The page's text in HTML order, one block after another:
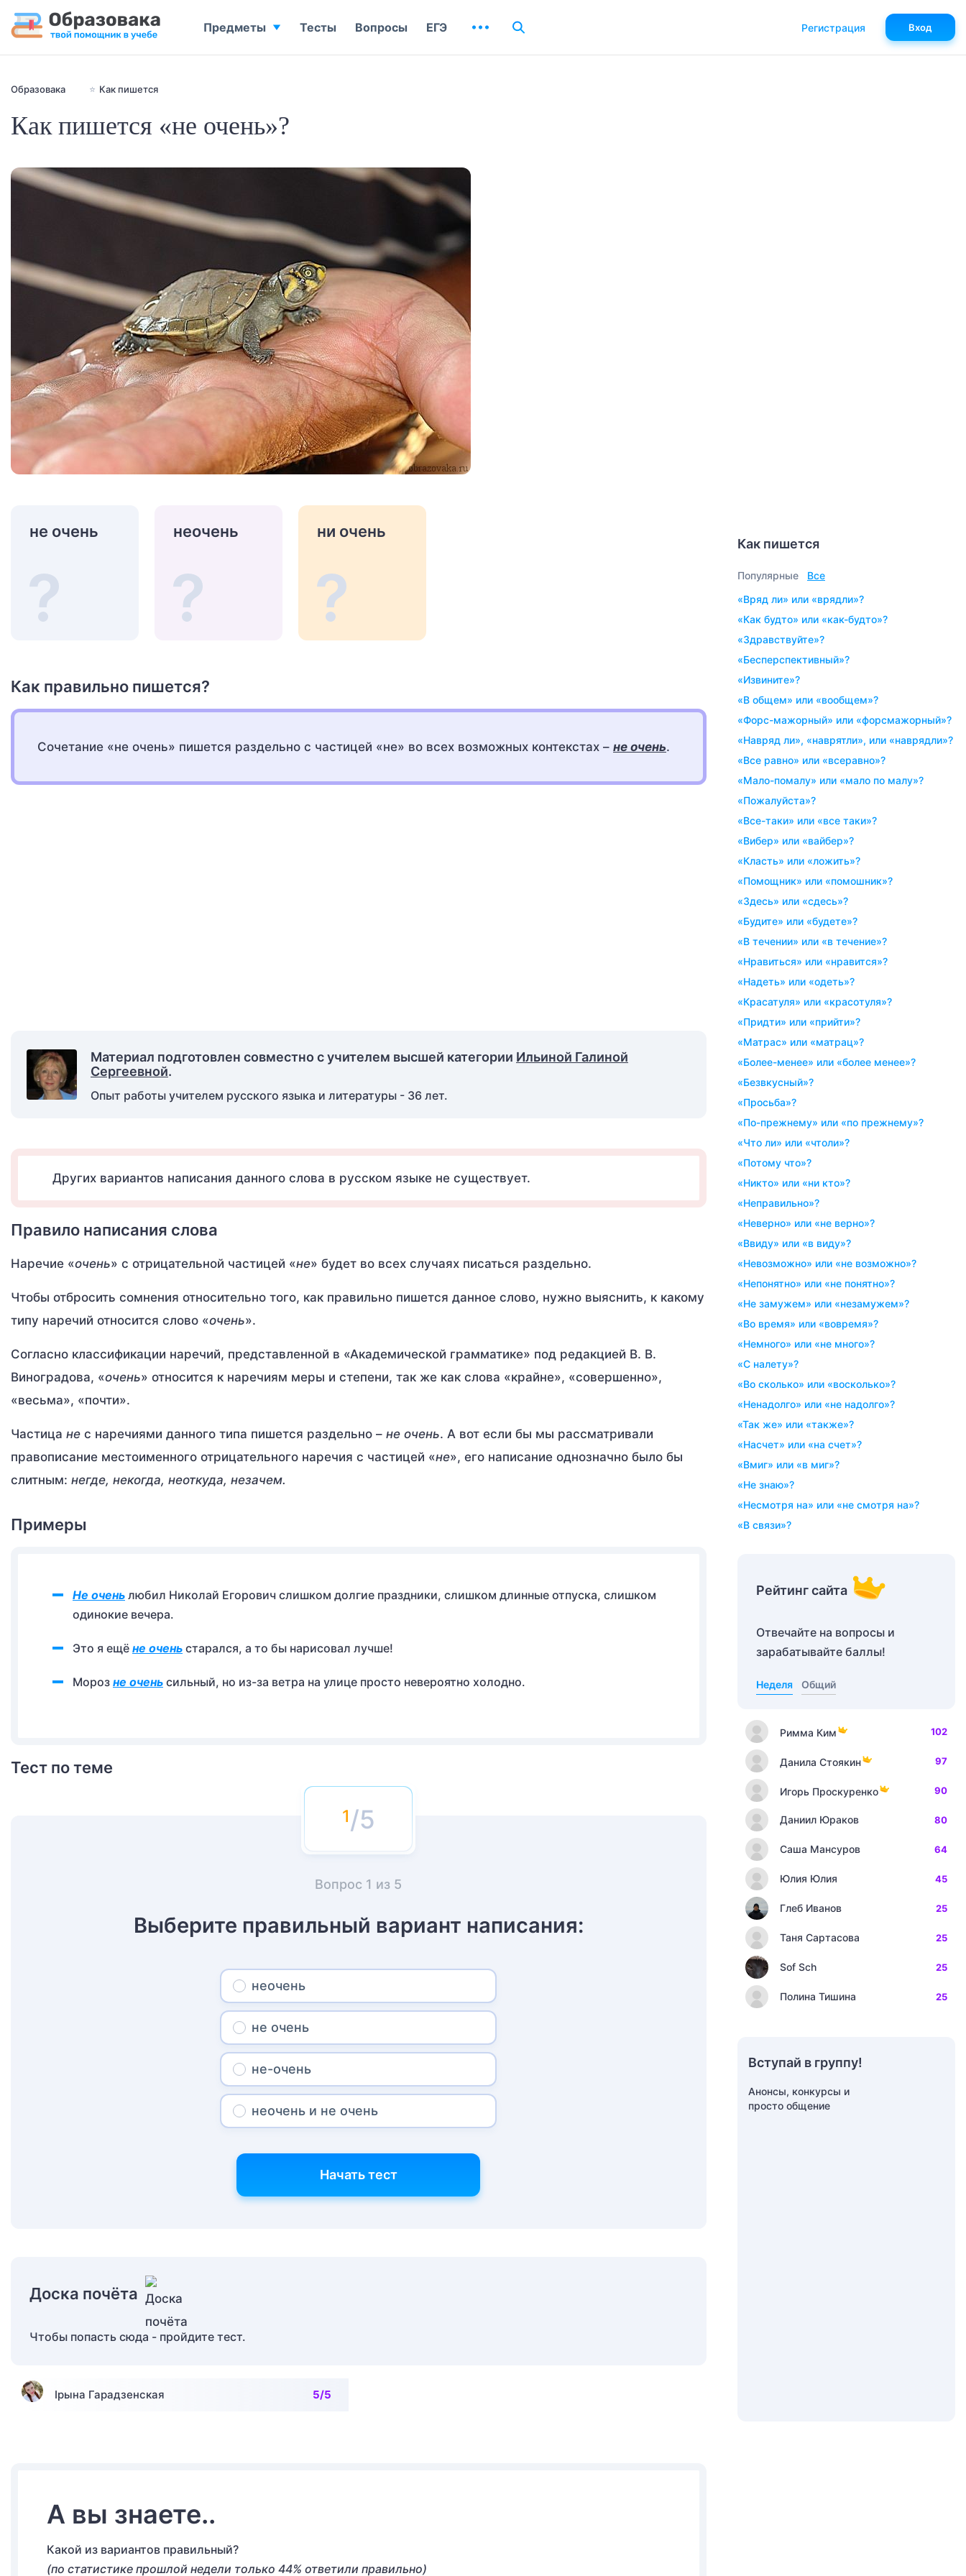
Образовака ⭐ Как пишется
Как пишется «не очень»?
не очень неочень ни очень
Как правильно пишется?
Сочетание «не очень» пишется раздельно с частицей «не» во всех возможных контекстах – не очень.
Материал подготовлен совместно с учителем высшей категории Ильиной Галиной
Сергеевной.
Опыт работы учителем русского языка и литературы - 36 лет.
Других вариантов написания данного слова в русском языке не существует.
Правило написания слова
Наречие «очень» с отрицательной частицей «не» будет во всех случаях писаться раздельно.
Чтобы отбросить сомнения относительно того, как правильно пишется данное слово, нужно выяснить, к какому
типу наречий относится слово «очень».
Согласно классификации наречий, представленной в «Академической грамматике» под редакцией В. В.
Виноградова, «очень» относится к наречиям меры и степени, так же как слова «крайне», «совершенно»,
«весьма», «почти».
Частица не с наречиями данного типа пишется раздельно – не очень. А вот если бы мы рассматривали
правописание местоименного отрицательного наречия с частицей «не», его написание однозначно было бы
слитным: негде, некогда, неоткуда, незачем.
Примеры
Не очень любил Николай Егорович слишком долгие праздники, слишком длинные отпуска, слишком
одинокие вечера.
Это я ещё не очень старался, а то бы нарисовал лучше!
Мороз не очень сильный, но из-за ветра на улице просто невероятно холодно.
Тест по теме
/5
Вопрос 1 из 5
Выберите правильный вариант написания:
неочень
не очень
не-очень
неочень и не очень
Начать тест
Доска почёта
Чтобы попасть сюда - пройдите тест.
Iрына Гарадзенская 5/5
А вы знаете..
Какой из вариантов правильный?
(по статистике прошлой недели только 44% ответили правильно)
Как пишется
Популярные
Все
«вряд ли» или «врядли»?
«как будто» или «как-будто»?
«здравствуйте»?
«бесперспективный»?
«извините»?
«в общем» или «вообщем»?
«форс-мажорный» или «форсмажорный»?
«навряд ли», «наврятли», или «наврядли»?
«все равно» или «всеравно»?
«мало-помалу» или «мало по малу»?
«пожалуйста»?
«все-таки» или «все таки»?
«вибер» или «вайбер»?
«класть» или «ложить»?
«помощник» или «помошник»?
«здесь» или «сдесь»?
«будите» или «будете»?
«в течении» или «в течение»?
«нравиться» или «нравится»?
«надеть» или «одеть»?
«красатуля» или «красотуля»?
«придти» или «прийти»?
«матрас» или «матрац»?
«более-менее» или «более менее»?
«безвкусный»?
«просьба»?
«по-прежнему» или «по прежнему»?
«что ли» или «чтоли»?
«потому что»?
«никто» или «ни кто»?
«неправильно»?
«неверно» или «не верно»?
«ввиду» или «в виду»?
«невозможно» или «не возможно»?
«непонятно» или «не понятно»?
«не замужем» или «незамужем»?
«во время» или «вовремя»?
«немного» или «не много»?
«с налету»?
«во сколько» или «восколько»?
«ненадолго» или «не надолго»?
«так же» или «также»?
«насчет» или «на счет»?
«вмиг» или «в миг»?
«не знаю»?
«несмотря на» или «не смотря на»?
«в связи»?
Рейтинг сайта
Отвечайте на вопросы и
зарабатывайте баллы!
Неделя Общий
Римма Ким 102
Данила Стоякин 97
Игорь Проскуренко 90
Даниил Юраков 80
Саша Мансуров 64
Юлия Юлия 45
Глеб Иванов 25
Таня Сартасова 25
Sof Sch 25
Полина Тишина 25
Вступай в группу!
Анонсы, конкурсы и
просто общение
Предметы Тесты Вопросы ЕГЭ Регистрация Вход